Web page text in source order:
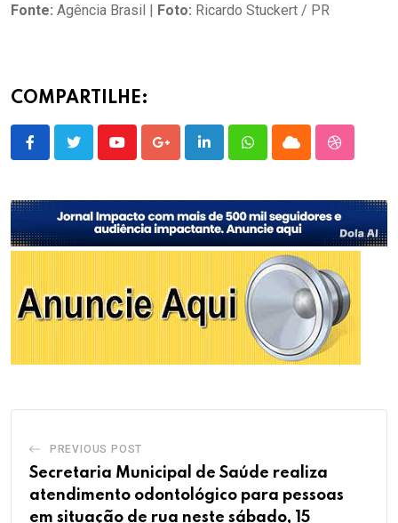
Fonte: Agência Brasil | Foto: Ricardo Stuckert / PR
COMPARTILHE:
YoutubeGoogle+LinkedInWhatsappCloud
PREVIOUS POST
Secretaria Municipal de Saúde realiza
atendimento odontológico para pessoas
em situação de rua neste sábado, 15